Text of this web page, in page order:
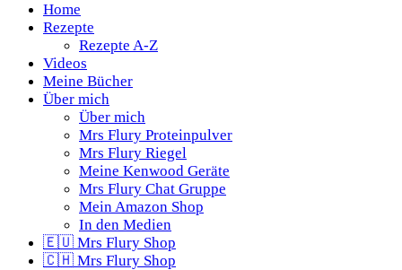
Home
Rezepte
Rezepte A-Z
Videos
Meine Bücher
Über mich
Über mich
Mrs Flury Proteinpulver
Mrs Flury Riegel
Meine Kenwood Geräte
Mrs Flury Chat Gruppe
Mein Amazon Shop
In den Medien
🇪🇺 Mrs Flury Shop
🇨🇭 Mrs Flury Shop